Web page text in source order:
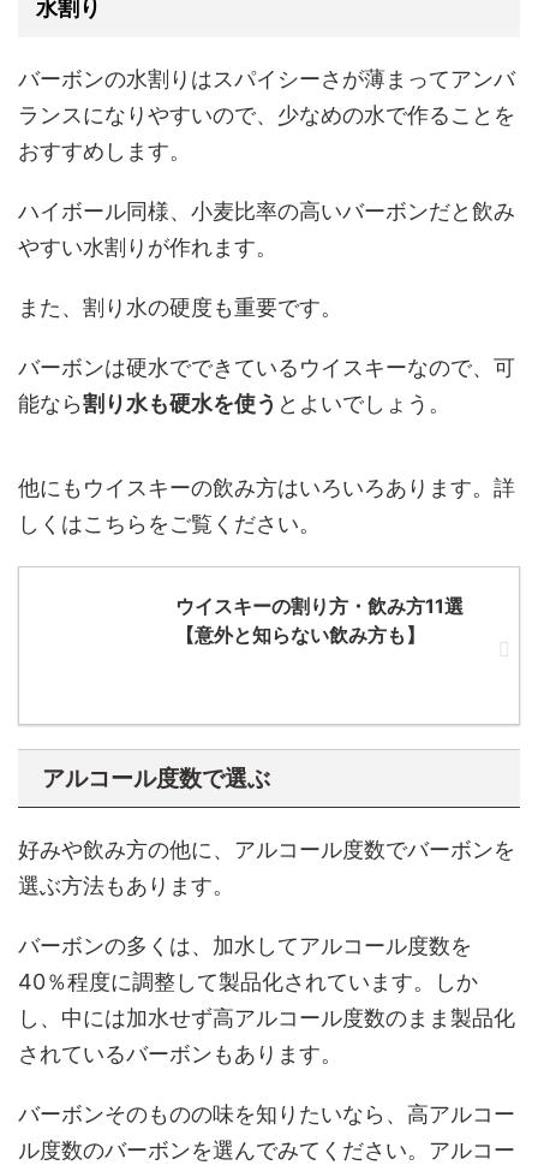
水割り
バーボンの水割りはスパイシーさが薄まってアンバ
ランスになりやすいので、少なめの水で作ることを
おすすめします。
ハイボール同様、小麦比率の高いバーボンだと飲み
やすい水割りが作れます。
また、割り水の硬度も重要です。
バーボンは硬水でできているウイスキーなので、可
能なら割り水も硬水を使う とよいでしょう。
他にもウイスキーの飲み方はいろいろあります。詳
しくはこちらをご覧ください。
ウイスキーの割り方・飲み方11選
【意外と知らない飲み方も】
アルコール度数で選ぶ
好みや飲み方の他に、アルコール度数でバーボンを
選ぶ方法もあります。
バーボンの多くは、加水してアルコール度数を
40％程度に調整して製品化されています。しか
し、中には加水せず高アルコール度数のまま製品化
されているバーボンもあります。
バーボンそのものの味を知りたいなら、高アルコー
ル度数のバーボンを選んでみてください。アルコー